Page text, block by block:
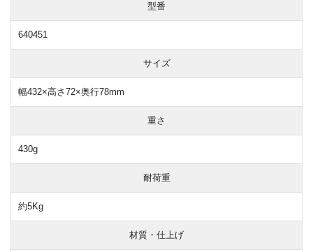
型番
640451
サイズ
幅432×高さ72×奥行78mm
重さ
430g
耐荷重
約5Kg
材質・仕上げ